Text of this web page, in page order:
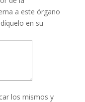
a este órgano
en su
los mismos y